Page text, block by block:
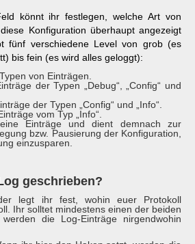
könnt ihr festlegen, welche Art von
Konfiguration überhaupt angezeigt
fünf verschiedene Level von grob (es
bis fein (es wird alles geloggt):
von Einträgen.
der Typen „Debug“, „Config“ und
der Typen „Config“ und „Info“.
vom Typ „Info“.
Einträge und dient demnach zur
bzw. Pausierung der Konfiguration,
einzusparen.
geschrieben?
legt ihr fest, wohin euer Protokoll
Ihr solltet mindestens einen der beiden
die Log-Einträge nirgendwohin